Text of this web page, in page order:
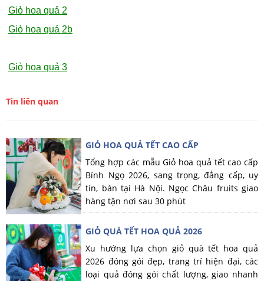
Giỏ hoa quả 2
Giỏ hoa quả 2b
Giỏ hoa quả 3
Tin liên quan
GIỎ HOA QUẢ TẾT CAO CẤP
Tổng hợp các mẫu Giỏ hoa quả tết cao cấp
Bính Ngọ 2026, sang trọng, đẳng cấp, uy
tín, bán tại Hà Nội. Ngọc Châu fruits giao
hàng tận nơi sau 30 phút
GIỎ QUÀ TẾT HOA QUẢ 2026
Xu hướng lựa chọn giỏ quà tết hoa quả
2026 đóng gói đẹp, trang trí hiện đại, các
loại quả đóng gói chất lượng, giao nhanh